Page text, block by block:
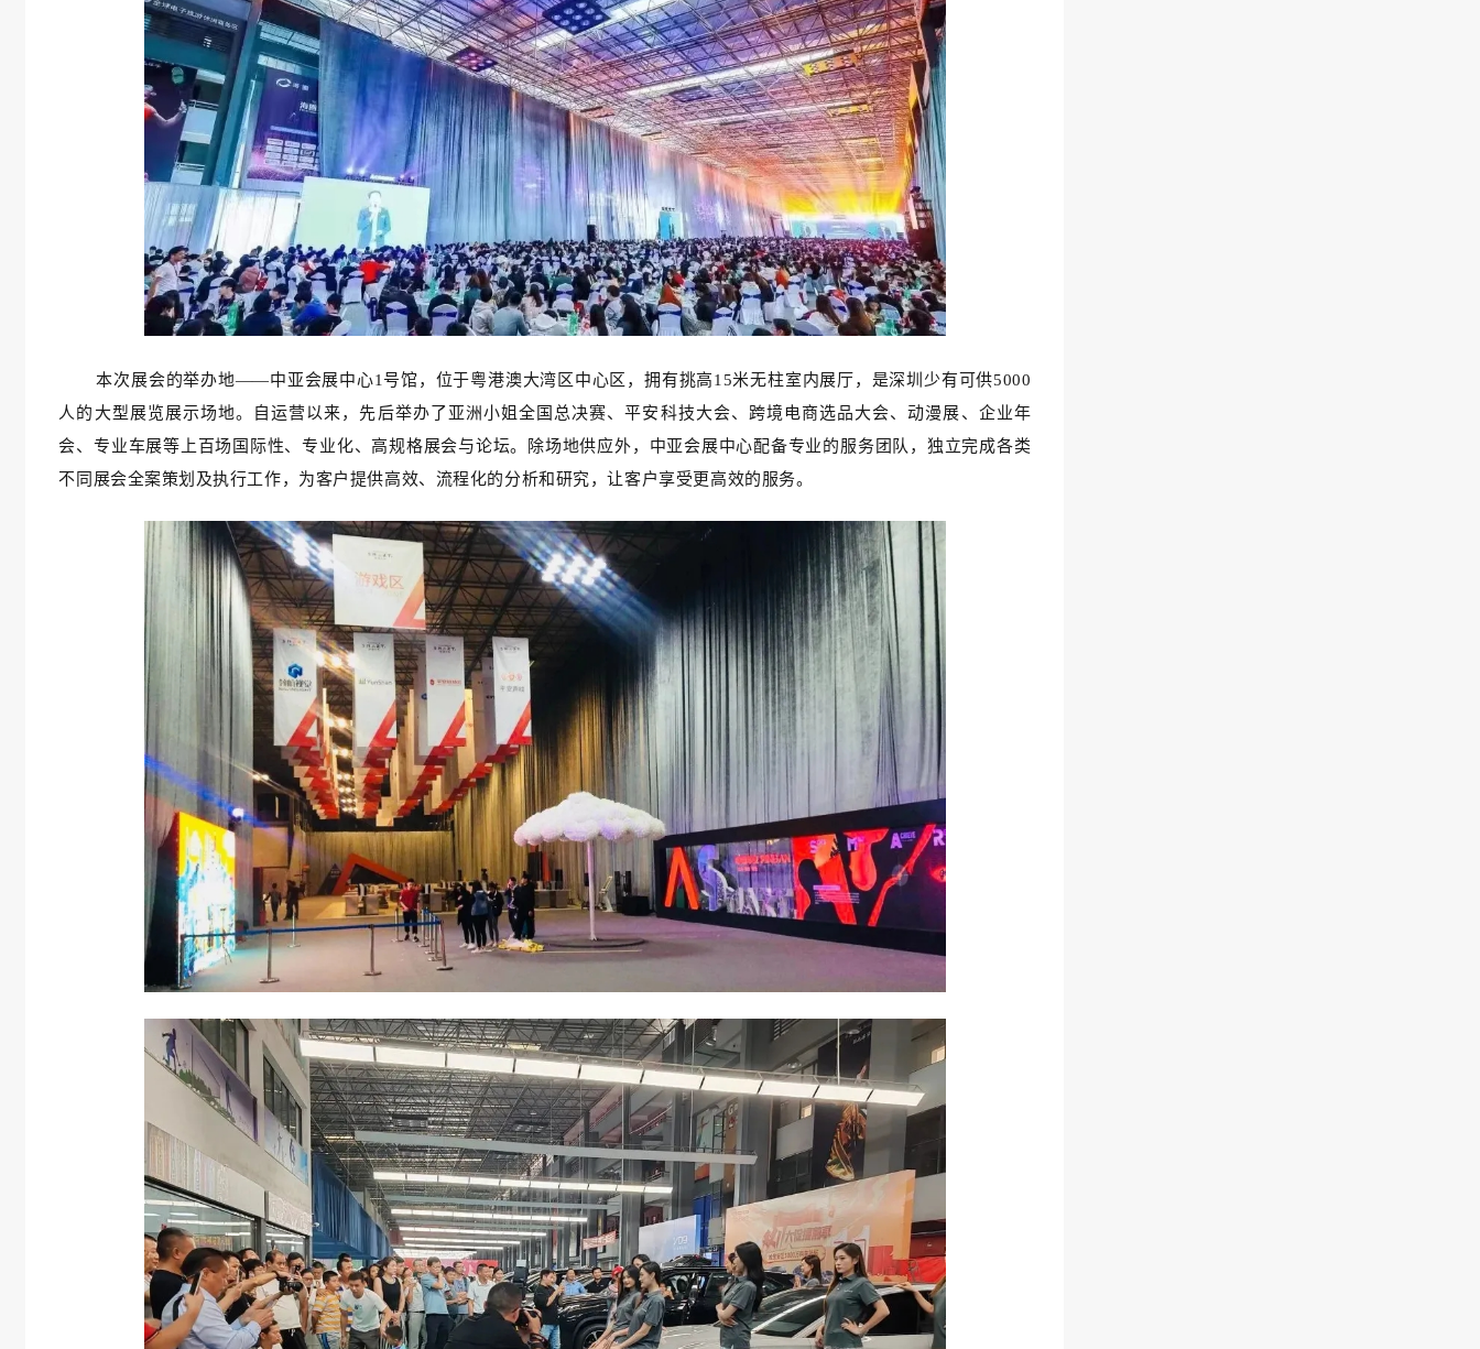
本次展会的举办地——中亚会展中心1号馆，位于粤港澳大湾区中心区，拥有挑高15米无柱室内展厅，是深圳少有可供5000
人的大型展览展示场地。自运营以来，先后举办了亚洲小姐全国总决赛、平安科技大会、跨境电商选品大会、动漫展、企业年
会、专业车展等上百场国际性、专业化、高规格展会与论坛。除场地供应外，中亚会展中心配备专业的服务团队，独立完成各类
不同展会全案策划及执行工作， 为客户提供高效、流程化的分析和研究，让客户享受更高效的服务。